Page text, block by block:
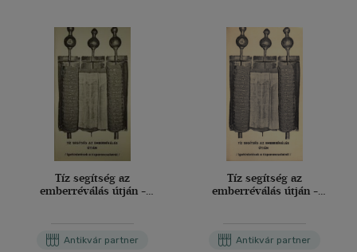
Tíz segítség az
emberréválás útján -
Antikvár partner
Tíz segítség az
emberréválás útján -
Antikvár partner